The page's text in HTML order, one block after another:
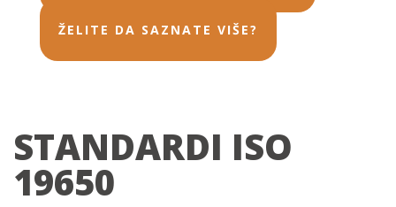
ŽELITE DA SAZNATE VIŠE?
STANDARDI ISO
19650